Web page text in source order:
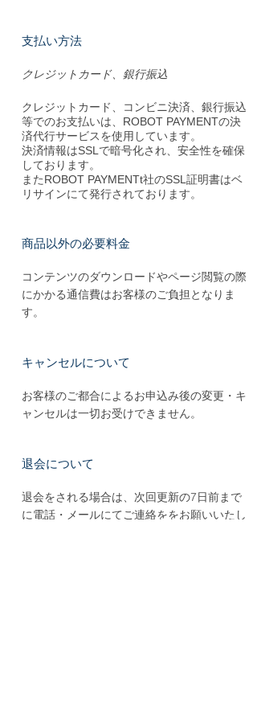
支払い方法
クレジットカード、銀行振込
クレジットカード、コンビニ決済、銀行振込
等でのお支払いは、ROBOT PAYMENTの決
済代行サービスを使用しています。
決済情報はSSLで暗号化され、安全性を確保
しております。
またROBOT PAYMENTt社のSSL証明書はベ
リサインにて発行されております。
商品以外の必要料金
コンテンツのダウンロードやページ閲覧の際
にかかる通信費はお客様のご負担となりま
す。
キャンセルについて
お客様のご都合によるお申込み後の変更・キ
ャンセルは一切お受けできません。
退会について
退会をされる場合は、次回更新の7日前まで
に電話・メールにてご連絡ををお願いいたし